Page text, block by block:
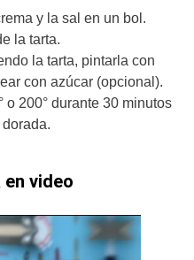
y la sal en un bol.
la tarta.
la tarta, pintarla con
con azúcar (opcional).
o 200° durante 30 minutos
video